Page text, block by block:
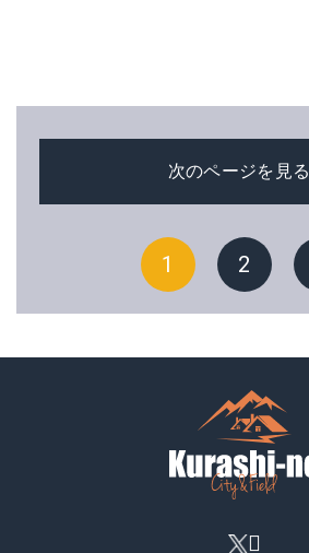
次のページを見る
1 2